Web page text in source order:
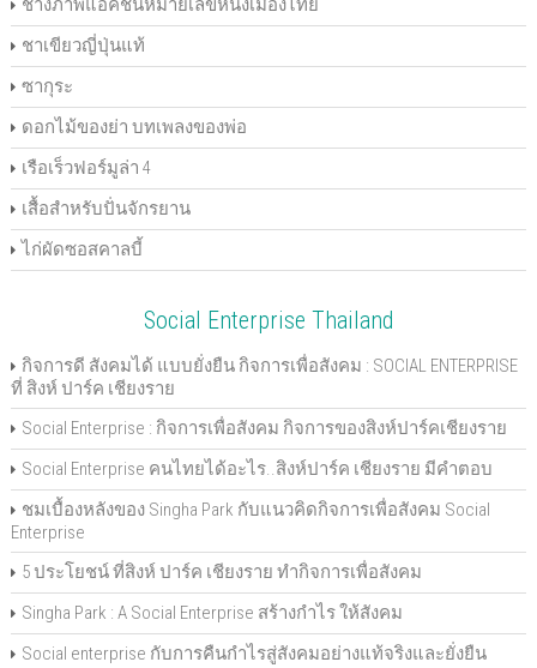
ช่างภาพแอ็คชั่นหมายเลขหนึ่งเมืองไทย
ชาเขียวญี่ปุ่นแท้
ซากุระ
ดอกไม้ของย่า บทเพลงของพ่อ
เรือเร็วฟอร์มูล่า 4
เสื้อสำหรับปั่นจักรยาน
ไก่ผัดซอสคาลบี้
Social Enterprise Thailand
กิจการดี สังคมได้ แบบยั่งยืน กิจการเพื่อสังคม : SOCIAL ENTERPRISE
ที่ สิงห์ ปาร์ค เชียงราย
Social Enterprise : กิจการเพื่อสังคม กิจการของสิงห์ปาร์คเชียงราย
Social Enterprise คนไทยได้อะไร..สิงห์ปาร์ค เชียงราย มีคำตอบ
ชมเบื้องหลังของ Singha Park กับแนวคิดกิจการเพื่อสังคม Social
Enterprise
5 ประโยชน์ ที่สิงห์ ปาร์ค เชียงราย ทำกิจการเพื่อสังคม
Singha Park : A Social Enterprise สร้างกำไร ให้สังคม
Social enterprise กับการคืนกำไรสู่สังคมอย่างแท้จริงและยั่งยืน